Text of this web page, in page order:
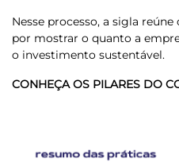
Nesse processo, a sigla
por mostrar o quanto a
o investimento sustentável.
CONHEÇA OS PILARES DO